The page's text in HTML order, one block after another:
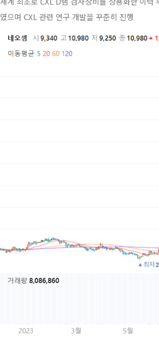
였으며 CXL 관련 연구 개발을 꾸준히 진행